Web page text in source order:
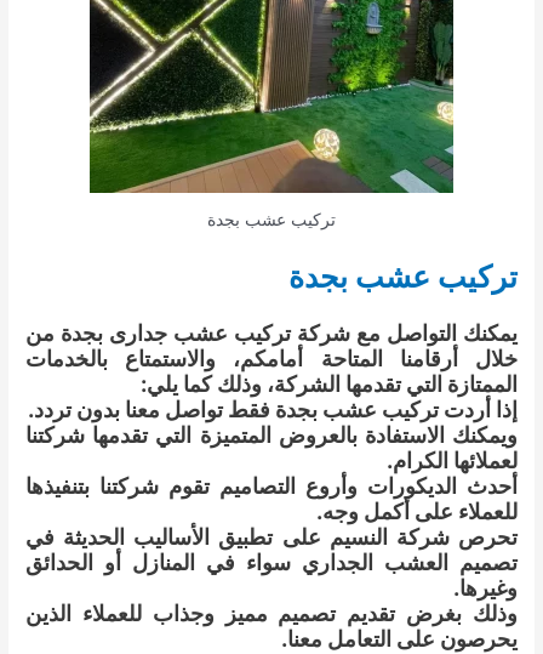
تركيب عشب بجدة
تركيب عشب بجدة
يمكنك التواصل مع شركة تركيب عشب جدارى بجدة من
خلال أرقامنا المتاحة أمامكم، والاستمتاع بالخدمات
الممتازة التي تقدمها الشركة، وذلك كما يلي:
إذا أردت تركيب عشب بجدة فقط تواصل معنا بدون تردد.
ويمكنك الاستفادة بالعروض المتميزة التي تقدمها شركتنا
لعملائها الكرام.
أحدث الديكورات وأروع التصاميم تقوم شركتنا بتنفيذها
للعملاء على أكمل وجه.
تحرص شركة النسيم على تطبيق الأساليب الحديثة في
تصميم العشب الجداري سواء في المنازل أو الحدائق
وغيرها.
وذلك بغرض تقديم تصميم مميز وجذاب للعملاء الذين
يحرصون على التعامل معنا.